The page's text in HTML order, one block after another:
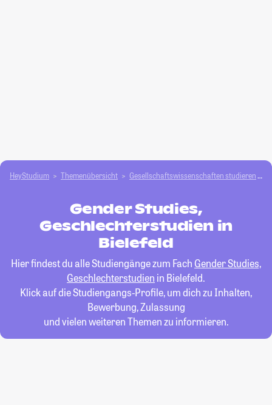
HeyStudium Themenübersicht Gesellschafts­­wissenschaften studieren
Gender Studies,
Geschlechterstudien in
Bielefeld
Hier findest du alle Studiengänge zum Fach Gender Studies,
Geschlechterstudien in Bielefeld.
Klick auf die Studiengangs-Profile, um dich zu Inhalten,
Bewerbung, Zulassung
und vielen weiteren Themen zu informieren.